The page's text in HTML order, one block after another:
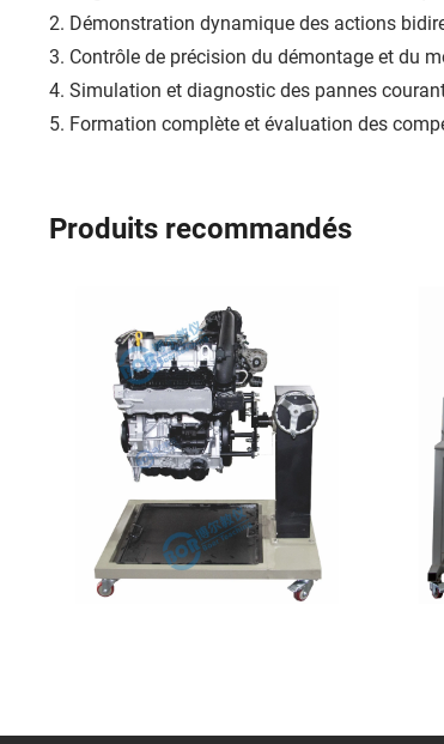
2. Démonstration dynamique des actions
3. Contrôle de précision du démontage et du
4. Simulation et diagnostic des pannes
5. Formation complète et évaluation des
Produits recommandés